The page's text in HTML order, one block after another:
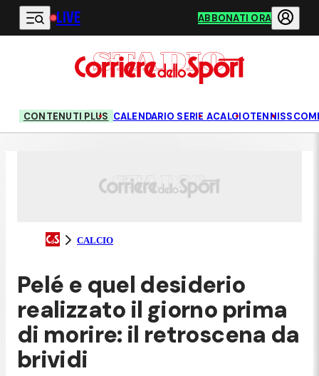
Vai al contenuto principale
LIVE ABBONATI ORA
CONTENUTI PLUS CALENDARIO SERIE ACALCIOTENNIS
CALCIO
Pelé e quel desiderio
realizzato il giorno prima
di morire: il retroscena da
brividi